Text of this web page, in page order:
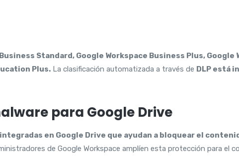
Standard, Google Workspace Business Plus, Google
Plus. La clasificación automatizada a través de DLP está
para Google Drive
en Google Drive que ayudan a bloquear el
de Google Workspace amplíen esta protección para el